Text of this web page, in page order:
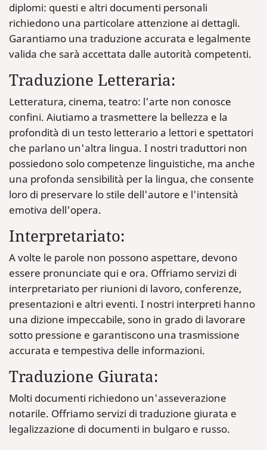
diplomi: questi e altri documenti personali
richiedono una particolare attenzione ai dettagli.
Garantiamo una traduzione accurata e legalmente
valida che sarà accettata dalle autorità competenti.
Traduzione Letteraria:
Letteratura, cinema, teatro: l'arte non conosce
confini. Aiutiamo a trasmettere la bellezza e la
profondità di un testo letterario a lettori e spettatori
che parlano un'altra lingua. I nostri traduttori non
possiedono solo competenze linguistiche, ma anche
una profonda sensibilità per la lingua, che consente
loro di preservare lo stile dell'autore e l'intensità
emotiva dell'opera.
Interpretariato:
A volte le parole non possono aspettare, devono
essere pronunciate qui e ora. Offriamo servizi di
interpretariato per riunioni di lavoro, conferenze,
presentazioni e altri eventi. I nostri interpreti hanno
una dizione impeccabile, sono in grado di lavorare
sotto pressione e garantiscono una trasmissione
accurata e tempestiva delle informazioni.
Traduzione Giurata:
Molti documenti richiedono un'asseverazione
notarile. Offriamo servizi di traduzione giurata e
legalizzazione di documenti in bulgaro e russo.